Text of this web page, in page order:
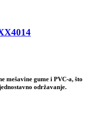
mešavine gume i PVC-a, što
održavanje.